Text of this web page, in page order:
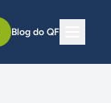
Blog do QF